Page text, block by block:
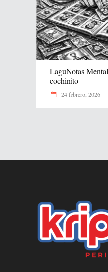
LaguNotas
cochinito
24 febrero, 2026